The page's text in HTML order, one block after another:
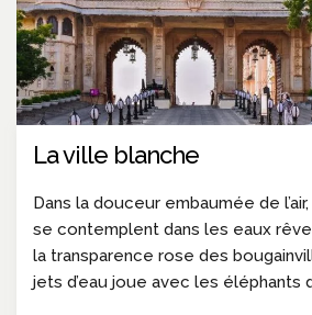
La ville blanche
Dans la douceur embaumée de
se contemplent dans les eaux
la transparence rose des
jets d’eau joue avec les éléphants